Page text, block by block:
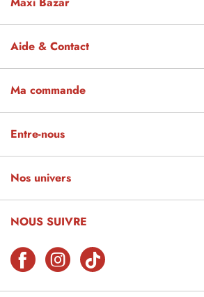
Aide & Contact
Ma commande
Entre-nous
Nos univers
NOUS SUIVRE